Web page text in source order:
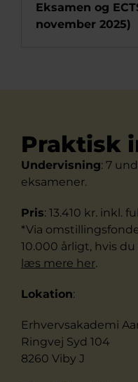
Eksamen og
november 2025)
Praktisk
Undervisning: 7
eksamener.
Pris: 13.410 kr. inkl.
*Via
10.000 årligt, hvis
læs mere her.
Lokation:
Erhvervsakademi
Ringvej Syd 104
8260 Viby J